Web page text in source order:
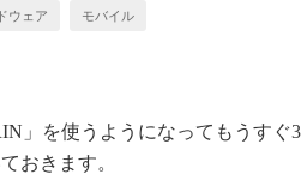
ウェア モバイル
」を使うようになってもうすぐ3
おきます。